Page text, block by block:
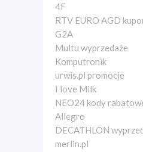
4F
RTV EURO AGD
G2A
Multu wyprzedaże
Komputronik
urwis.pl promocje
I love Milk
NEO24 kody
Allegro
DECATHLON
merlin.pl